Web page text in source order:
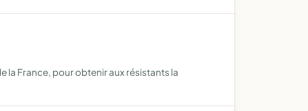
la France, pour obtenir aux résistants la